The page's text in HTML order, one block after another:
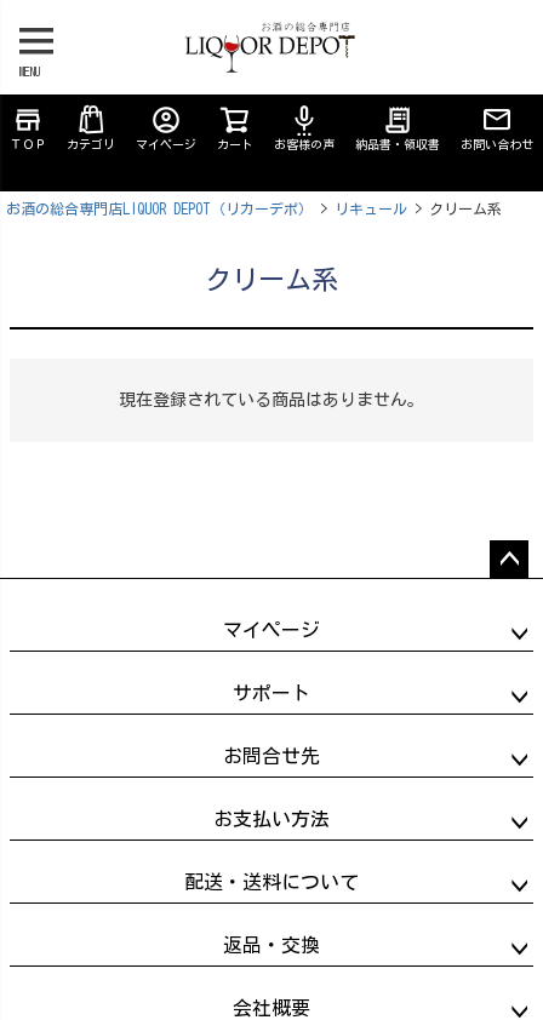
MENU
store
ＴＯＰ カテゴリ
account_circle
マイページ カート
settings_voice
お客様の声
receipt_long
納品書・領収書 お問い合わせ
お酒の総合専門店LIQUOR DEPOT（リカーデポ） リキュール クリーム系
クリーム系
現在登録されている商品はありません。
ップ
マイページ
サポート
お問合せ先
お支払い方法
配送・送料について
返品・交換
会社概要